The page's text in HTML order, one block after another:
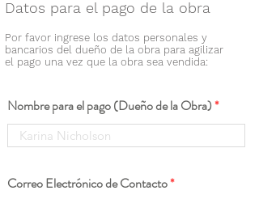
Datos para el pago de la obra
Por favor ingrese los datos personales y
bancarios del dueño de la obra para agilizar
el pago una vez que la obra sea vendida:
Nombre para el pago (Dueño de la Obra)
Correo Electrónico de Contacto